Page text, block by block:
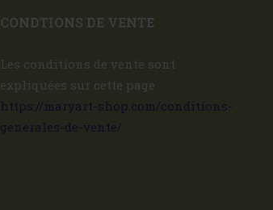
CONDTIONS DE VENTE
Les conditions de vente sont
expliquées sur cette page
https://maryart-shop.com/conditions-
generales-de-vente/